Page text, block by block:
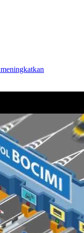
meningkatkan